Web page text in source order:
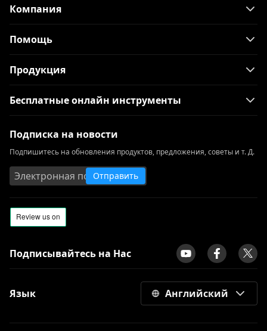
Компания
Помощь
Продукция
Бесплатные онлайн инструменты
Подписка на новости
Подпишитесь на обновления продуктов, предложения, советы и т. Д.
Отправить
Подписывайтесь на Нас
Язык Английский